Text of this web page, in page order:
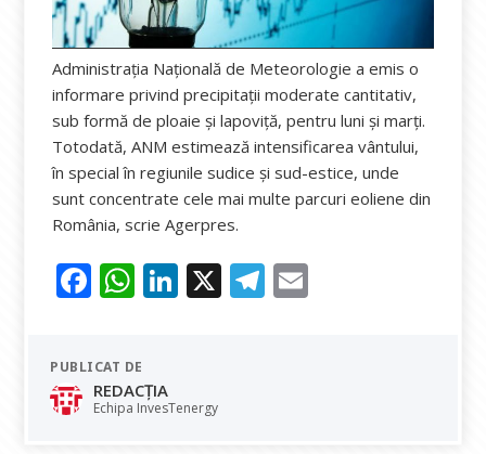
Administraţia Naţională de Meteorologie a emis o
informare privind precipitaţii moderate cantitativ,
sub formă de ploaie şi lapoviţă, pentru luni şi marţi.
Totodată, ANM estimează intensificarea vântului,
în special în regiunile sudice şi sud-estice, unde
sunt concentrate cele mai multe parcuri eoliene din
România, scrie Agerpres.
F
e
b
o
W
at
s
A
Li
dI
X T
PUBLICAT DE
REDACȚIA
Echipa InvesTenergy